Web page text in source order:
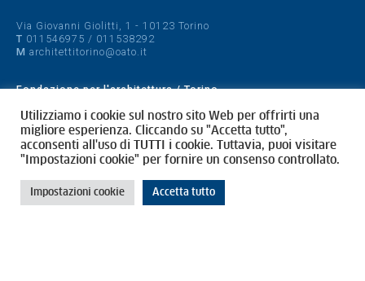
Via Giovanni Giolitti, 1 - 10123 Torino
T 011546975 / 011538292
M architettitorino@oato.it
Fondazione per l'architettura / Torino
Designed by quattrolinee.it
Cookie Policy
Privacy Policy
Utilizziamo i cookie sul nostro sito Web per offrirti una
migliore esperienza. Cliccando su "Accetta tutto",
acconsenti all'uso di TUTTI i cookie. Tuttavia, puoi visitare
"Impostazioni cookie" per fornire un consenso controllato.
Impostazioni cookie Accetta tutto